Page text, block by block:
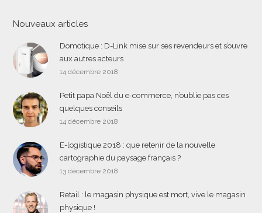
Nouveaux articles
Domotique : D-Link mise sur ses revendeurs et s’ouvre
aux autres acteurs
14 décembre 2018
Petit papa Noël du e-commerce, n’oublie pas ces
quelques conseils
14 décembre 2018
E-logistique 2018 : que retenir de la nouvelle
cartographie du paysage français ?
13 décembre 2018
Retail : le magasin physique est mort, vive le magasin
physique !